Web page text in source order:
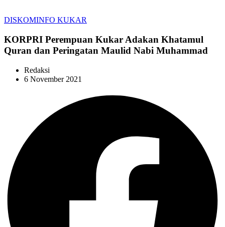
DISKOMINFO KUKAR
KORPRI Perempuan Kukar Adakan Khatamul
Quran dan Peringatan Maulid Nabi Muhammad
Redaksi
6 November 2021